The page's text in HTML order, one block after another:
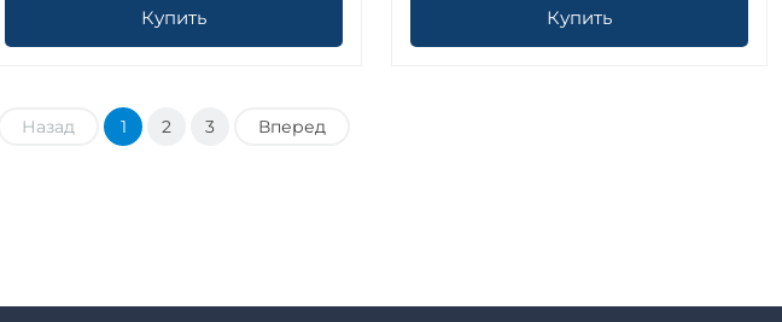
Купить Купить
Назад 1 2 3 Вперед